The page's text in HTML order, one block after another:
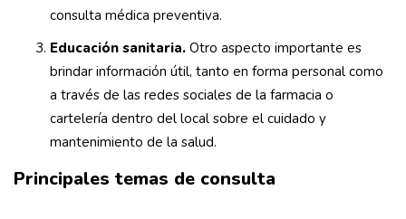
consulta médica preventiva.
Educación sanitaria. Otro aspecto importante es
brindar información útil, tanto en forma personal como
a través de las redes sociales de la farmacia o
cartelería dentro del local sobre el cuidado y
mantenimiento de la salud.
Principales temas de consulta